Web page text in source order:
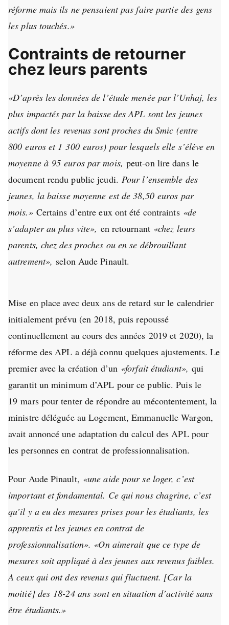
réforme mais ils ne pensaient pas faire partie des gens
les plus touchés.»
Contraints de retourner
chez leurs parents
«D’après les données de l’étude menée par l’Unhaj, les
plus impactés par la baisse des APL sont les jeunes
actifs dont les revenus sont proches du Smic (entre
800 euros et 1 300 euros) pour lesquels elle s’élève en
moyenne à 95 euros par mois, peut-on lire dans le
document rendu public jeudi. Pour l’ensemble des
jeunes, la baisse moyenne est de 38,50 euros par
mois.» Certains d’entre eux ont été contraints «de
s’adapter au plus vite», en retournant «chez leurs
parents, chez des proches ou en se débrouillant
autrement», selon Aude Pinault.
Mise en place avec deux ans de retard sur le calendrier
initialement prévu (en 2018, puis repoussé
continuellement au cours des années 2019 et 2020), la
réforme des APL a déjà connu quelques ajustements. Le
premier avec la création d’un «forfait étudiant», qui
garantit un minimum d’APL pour ce public. Puis le
19 mars pour tenter de répondre au mécontentement, la
ministre déléguée au Logement, Emmanuelle Wargon,
avait annoncé une adaptation du calcul des APL pour
les personnes en contrat de professionnalisation.
Pour Aude Pinault, «une aide pour se loger, c’est
important et fondamental. Ce qui nous chagrine, c’est
qu’il y a eu des mesures prises pour les étudiants, les
apprentis et les jeunes en contrat de
professionnalisation». «On aimerait que ce type de
mesures soit appliqué à des jeunes aux revenus faibles.
A ceux qui ont des revenus qui fluctuent. [Car la
moitié] des 18-24 ans sont en situation d’activité sans
être étudiants.»